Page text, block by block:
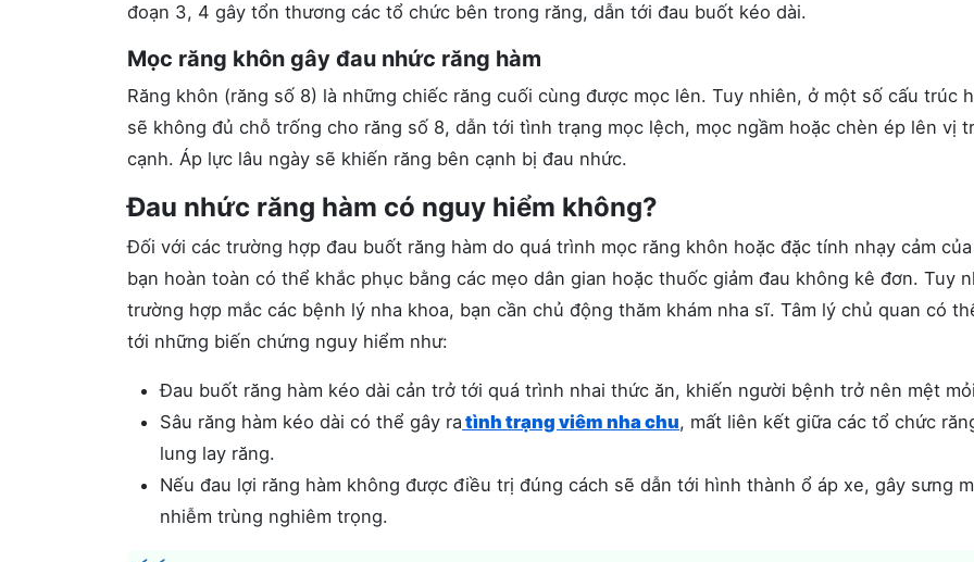
đoạn 3, 4 gây tổn thương các tổ chức bên trong răng, dẫn tới đau buốt kéo dài.
Mọc răng khôn gây đau nhức răng hàm
Răng khôn (răng số 8) là những chiếc răng cuối cùng được mọc lên. Tuy nhiên, ở một số cấu trúc
sẽ không đủ chỗ trống cho răng số 8, dẫn tới tình trạng mọc lệch, mọc ngầm hoặc chèn ép lên vị
cạnh. Áp lực lâu ngày sẽ khiến răng bên cạnh bị đau nhức.
Đau nhức răng hàm có nguy hiểm không?
Đối với các trường hợp đau buốt răng hàm do quá trình mọc răng khôn hoặc đặc tính nhạy cảm
bạn hoàn toàn có thể khắc phục bằng các mẹo dân gian hoặc thuốc giảm đau không kê đơn. Tuy
trường hợp mắc các bệnh lý nha khoa, bạn cần chủ động thăm khám nha sĩ. Tâm lý chủ quan có
tới những biến chứng nguy hiểm như:
Đau buốt răng hàm kéo dài cản trở tới quá trình nhai thức ăn, khiến người bệnh trở nên mệt
Sâu răng hàm kéo dài có thể gây ra tình trạng viêm nha chu, mất liên kết giữa các tổ chức
lung lay răng.
Nếu đau lợi răng hàm không được điều trị đúng cách sẽ dẫn tới hình thành ổ áp xe, gây sưng
nhiễm trùng nghiêm trọng.